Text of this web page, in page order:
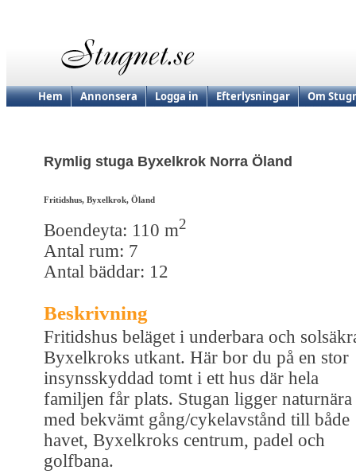
Hem Annonsera Logga in Efterlysningar Om
Rymlig stuga Byxelkrok Norra Öland
Fritidshus, Byxelkrok, Öland
Boendeyta: 110 m2
Antal rum: 7
Antal bäddar: 12
Beskrivning
Fritidshus beläget i underbara och
Byxelkroks utkant. Här bor du på en stor
insynsskyddad tomt i ett hus där hela
familjen får plats. Stugan ligger naturnära
med bekvämt gång/cykelavstånd till både
havet, Byxelkroks centrum, padel och
golfbana.